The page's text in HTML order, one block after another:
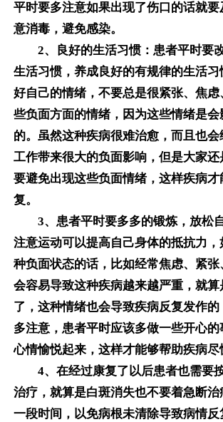
平时要多注意如果出现了伤口的话就
意消毒，避免感染。
2、良好的生活习惯：患者平时要
生活习惯，养成良好的有规律的生活习
好自己的情绪，不要总是很紧张、焦
些负面方面的情绪，因为这些情绪是
的。虽然这种疾病很难治愈，而且也会
工作带来很大的负面影响，但是大家
要避免出现这些负面情绪，这样疾病
复。
3、患者平时要多多的锻炼，放松
注意运动可以提高自己身体的抵抗力
种负面状态的话，比如经常焦虑、紧
会容易导致这种疾病越来越严重，就
了，这种情绪也会导致疾病反复发作
多注意，患者平时应该多做一些开心
心情愉悦起来，这样才能够帮助疾病尽
4、在经过康复了以后患者也需要
治疗，就算是白斑消失也不要着急断
一段时间，以免病根未清除导致病情反